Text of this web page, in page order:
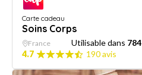
Carte cadeau
Soins Corps
France Utilisable dans 784
4.7
190 avis